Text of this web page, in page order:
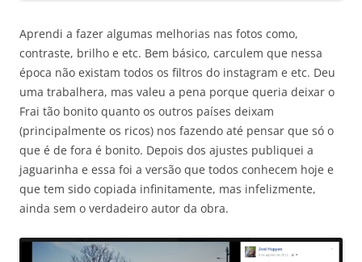
Aprendi a fazer algumas melhorias nas fotos como,
contraste, brilho e etc. Bem básico, carculem que nessa
época não existam todos os filtros do instagram e etc. Deu
uma trabalhera, mas valeu a pena porque queria deixar o
Frai tão bonito quanto os outros países deixam
(principalmente os ricos) nos fazendo até pensar que só o
que é de fora é bonito. Depois dos ajustes publiquei a
jaguarinha e essa foi a versão que todos conhecem hoje e
que tem sido copiada infinitamente, mas infelizmente,
ainda sem o verdadeiro autor da obra.